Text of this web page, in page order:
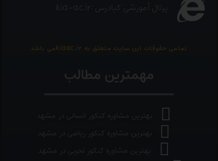
پرتال آموزشی کیادرس :kia-ac.ir
تمامی حقوقات این سایت متعلق به kiaac.irمی باشد
مهمترین مطالب
بهترین مشاوره کنکور انسانی در مشهد
بهترین مشاوره کنکور ریاضی در مشهد
بهترین مشاوره کنکور تجربی در مشهد